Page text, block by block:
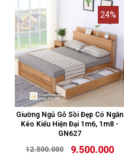
24%
Giường Ngủ Gỗ Sồi Đẹp Có Ngăn
Kéo Kiểu Hiện Đại 1m6, 1m8 -
GN627
12.500.000
9.500.000